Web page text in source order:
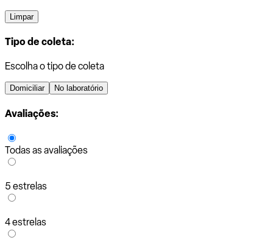
Limpar
Tipo de coleta:
Escolha o tipo de coleta
Domiciliar No laboratório
Avaliações:
Todas as avaliações
5 estrelas
4 estrelas